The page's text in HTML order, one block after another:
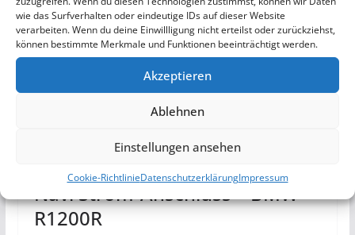
wie das Surfverhalten oder eindeutige IDs auf dieser Website
verarbeiten. Wenn du deine Einwillligung nicht erteilst oder zurückziehst,
können bestimmte Merkmale und Funktionen beeinträchtigt werden.
Akzeptieren
Ablehnen
Einstellungen ansehen
Cookie-RichtlinieDatenschutzerklärungImpressum
Navi Strom-Anschluss – BMW
R1200R